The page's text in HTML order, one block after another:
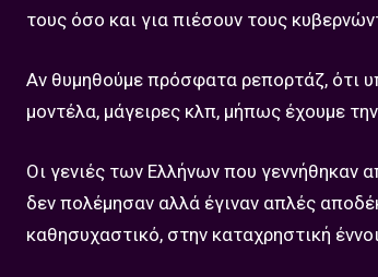
τους όσο και για πιέσουν τους
Αν θυμηθούμε πρόσφατα ρεπορτάζ, ότι
μοντέλα, μάγειρες κλπ, μήπως έχουμε
Οι γενιές των Ελλήνων που γεννήθηκαν
δεν πολέμησαν αλλά έγιναν απλές
καθησυχαστικό, στην καταχρηστική